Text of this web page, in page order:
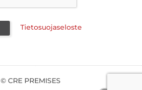
Tietosuojaseloste
© CRE PREMISES